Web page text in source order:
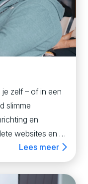
zelf – of in een
slimme
en
websites en e-
ons verder dan
met
complete user
Lees meer